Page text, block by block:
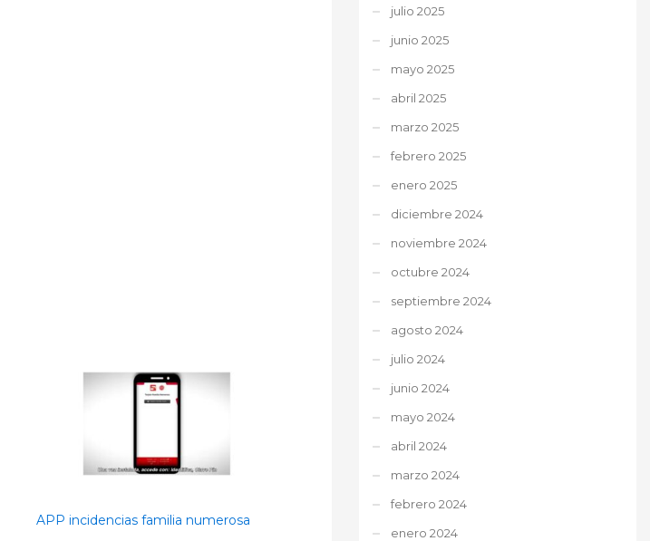
APP incidencias familia numerosa
julio 2025
junio 2025
mayo 2025
abril 2025
marzo 2025
febrero 2025
enero 2025
diciembre 2024
noviembre 2024
octubre 2024
septiembre 2024
agosto 2024
julio 2024
junio 2024
mayo 2024
abril 2024
marzo 2024
febrero 2024
enero 2024